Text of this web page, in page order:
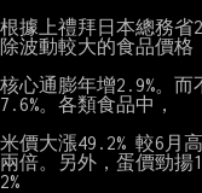
根據上禮拜日本總務省
除波動較大的食品價格
核心通膨年增2.9%。
7.6%。各類食品中，
米價大漲49.2% 較6月
兩倍。另外，蛋價勁揚
2%